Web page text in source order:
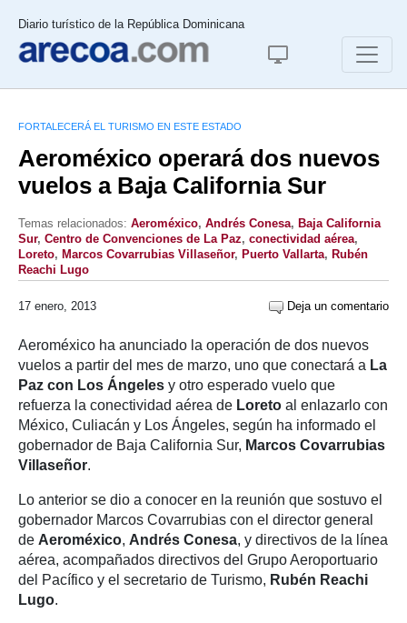
Diario turístico de la República Dominicana
FORTALECERÁ EL TURISMO EN ESTE ESTADO
Aeroméxico operará dos nuevos
vuelos a Baja California Sur
Temas relacionados: Aeroméxico, Andrés Conesa, Baja California
Sur, Centro de Convenciones de La Paz, conectividad aérea,
Loreto, Marcos Covarrubias Villaseñor, Puerto Vallarta, Rubén
Reachi Lugo
17 enero, 2013 Deja un comentario
Aeroméxico ha anunciado la operación de dos nuevos
vuelos a partir del mes de marzo, uno que conectará a La
Paz con Los Ángeles y otro esperado vuelo que
refuerza la conectividad aérea de Loreto al enlazarlo con
México, Culiacán y Los Ángeles, según ha informado el
gobernador de Baja California Sur, Marcos Covarrubias
Villaseñor.
Lo anterior se dio a conocer en la reunión que sostuvo el
gobernador Marcos Covarrubias con el director general
de Aeroméxico, Andrés Conesa, y directivos de la línea
aérea, acompañados directivos del Grupo Aeroportuario
del Pacífico y el secretario de Turismo, Rubén Reachi
Lugo.